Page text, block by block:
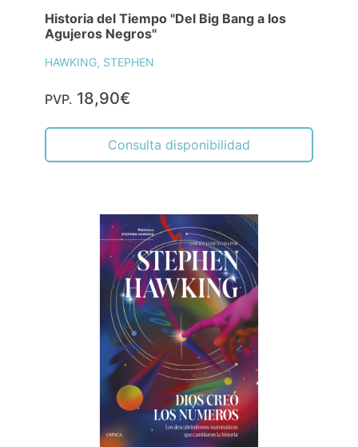
Historia del Tiempo "Del Big Bang a los
Agujeros Negros"
HAWKING, STEPHEN
PVP. 18,90€
Consulta disponibilidad